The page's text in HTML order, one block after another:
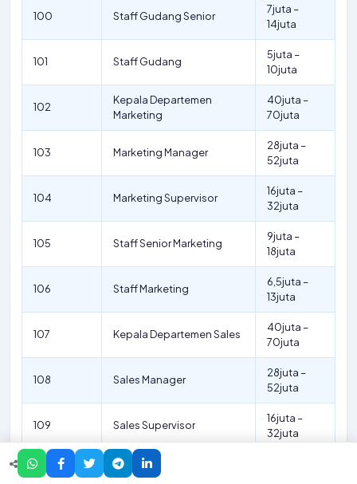
100 Staff Gudang Senior
7juta –
14juta
101 Staff Gudang
5juta –
10juta
102
Kepala Departemen
Marketing
40juta –
70juta
103 Marketing Manager
28juta –
52juta
104 Marketing Supervisor
16juta –
32juta
105 Staff Senior Marketing
9juta –
18juta
106 Staff Marketing
6,5juta –
13juta
107 Kepala Departemen Sales
40juta –
70juta
108 Sales Manager
28juta –
52juta
109 Sales Supervisor
16juta –
32juta
110 Staff Senior Sales